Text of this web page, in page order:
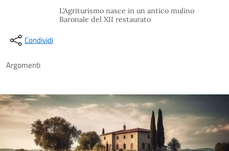
L’Agriturismo nasce in un antico mulino
Baronale del XII restaurato
Condividi
Argomenti